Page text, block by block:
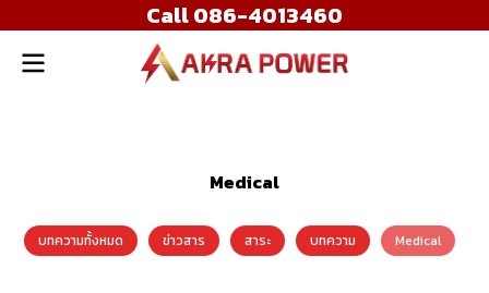
Call 086-4013460
Medical
บทความทั้งหมด ข่าวสาร สาระ บทความ Medical